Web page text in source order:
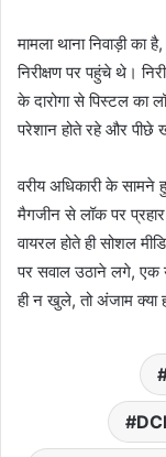
मामला थाना निवाड़ी का
निरीक्षण पर पहुंचे थे।
के दारोगा से पिस्टल का
परेशान होते रहे और पीछे
वरीय अधिकारी के सामने
मैगजीन से लॉक पर
वायरल होते ही सोशल
पर सवाल उठाने लगे, एक
ही न खुले, तो अंजाम क्या